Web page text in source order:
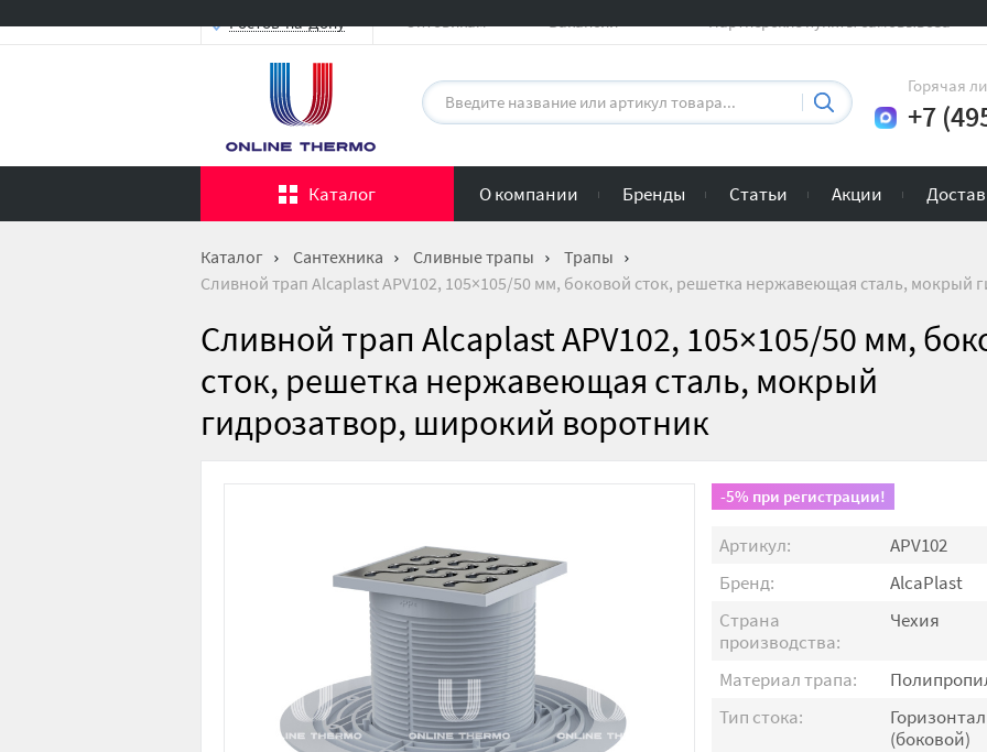
Ростов-на-Дону Оптовикам Вакансии Партнерские пункты самовывоза
Горячая
+7
Каталог О компании Бренды Статьи Акции
Каталог Сантехника Сливные трапы
Трапы
Сливной трап Alcaplast APV102, 105×105/50 мм, боковой сток, решетка нержавеющая сталь, мокрый
Сливной трап Alcaplast APV102, 105×105/50 мм,
сток, решетка нержавеющая сталь, мокрый
гидрозатвор, широкий воротник
-5% при регистрации!
Артикул:
APV102
Бренд:
AlcaPlast
Страна
производства:
Чехия
Материал трапа:
Тип стока:
(боковой)